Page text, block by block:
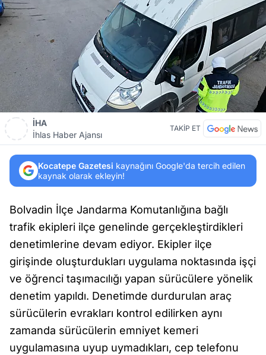
İHA
İhlas Haber Ajansı
TAKİP ET
Kocatepe Gazetesi kaynağını Google'da tercih edilen
kaynak olarak ekleyin!
Bolvadin İlçe Jandarma Komutanlığına bağlı
trafik ekipleri ilçe genelinde gerçekleştirdikleri
denetimlerine devam ediyor. Ekipler ilçe
girişinde oluşturdukları uygulama noktasında işçi
ve öğrenci taşımacılığı yapan sürücülere yönelik
denetim yapıldı. Denetimde durdurulan araç
sürücülerin evrakları kontrol edilirken aynı
zamanda sürücülerin emniyet kemeri
uygulamasına uyup uymadıkları, cep telefonu